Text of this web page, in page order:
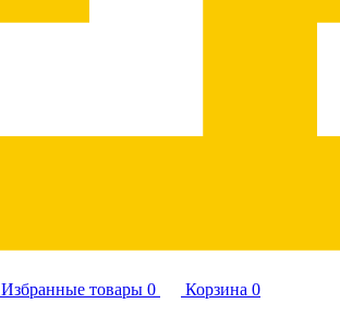
Избранные товары 0 Корзина 0